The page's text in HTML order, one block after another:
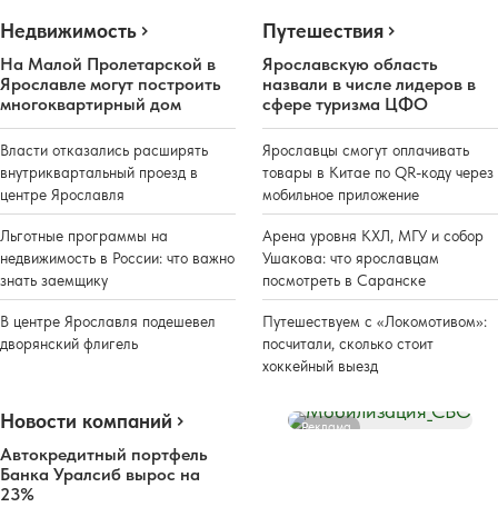
Недвижимость
На Малой Пролетарской в
Ярославле могут построить
многоквартирный дом
Власти отказались расширять
внутриквартальный проезд в
центре Ярославля
Льготные программы на
недвижимость в России: что важно
знать заемщику
В центре Ярославля подешевел
дворянский флигель
Путешествия
Ярославскую область
назвали в числе лидеров в
сфере туризма ЦФО
Ярославцы смогут оплачивать
товары в Китае по QR-коду через
мобильное приложение
Арена уровня КХЛ, МГУ и собор
Ушакова: что ярославцам
посмотреть в Саранске
Путешествуем с «Локомотивом»:
посчитали, сколько стоит
хоккейный выезд
Новости компаний
Автокредитный портфель
Банка Уралсиб вырос на
23%
Реклама